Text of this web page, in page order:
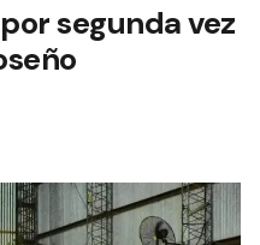
segunda vez